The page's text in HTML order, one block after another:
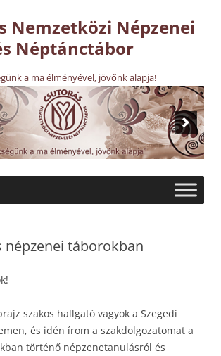
Nemzetközi Népzenei
Néptánctábor
a ma élményével, jövőnk alapja!
népzenei táborokban
szakos hallgató vagyok a Szegedi
és idén írom a szakdolgozatomat a
történő népzenetanulásról és